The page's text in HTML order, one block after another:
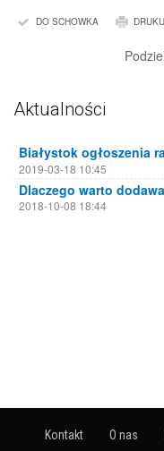
DO SCHOWKA
Aktualności
2019-03-18 10:45
Dlaczego warto
2018-10-08 18:44
Kontakt O nas